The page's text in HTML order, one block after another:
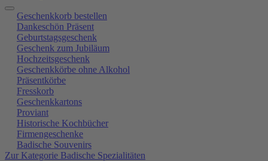
Geschenkkorb bestellen
Dankeschön Präsent
Geburtstagsgeschenk
Geschenk zum Jubiläum
Hochzeitsgeschenk
Geschenkkörbe ohne Alkohol
Präsentkörbe
Fresskorb
Geschenkkartons
Proviant
Historische Kochbücher
Firmengeschenke
Badische Souvenirs
Zur Kategorie Badische Spezialitäten